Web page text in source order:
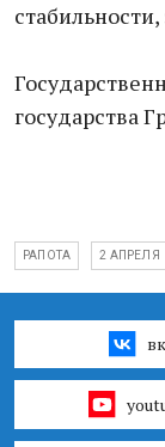
государства
РАПОТА 2 АПРЕЛЯ
вк